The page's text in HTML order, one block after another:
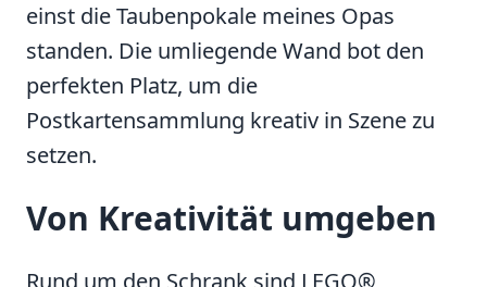
einst die Taubenpokale meines Opas
standen. Die umliegende Wand bot den
perfekten Platz, um die
Postkartensammlung kreativ in Szene zu
setzen.
Von Kreativität umgeben